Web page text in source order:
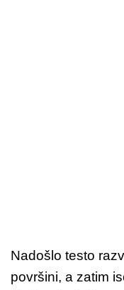
Nadošlo testo
površini, a zatim